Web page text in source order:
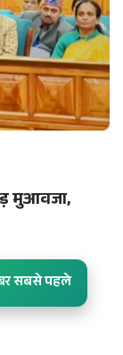
मुआवजा,
सबसे पहले